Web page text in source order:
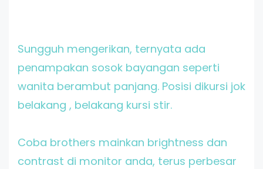
Sungguh mengerikan, ternyata ada
penampakan sosok bayangan seperti
wanita berambut panjang. Posisi dikursi jok
belakang , belakang kursi stir.
Coba brothers mainkan brightness dan
contrast di monitor anda, terus perbesar